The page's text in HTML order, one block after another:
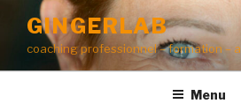
contenu
principal
GINGERLAB
coaching professionnel – formation –
Menu